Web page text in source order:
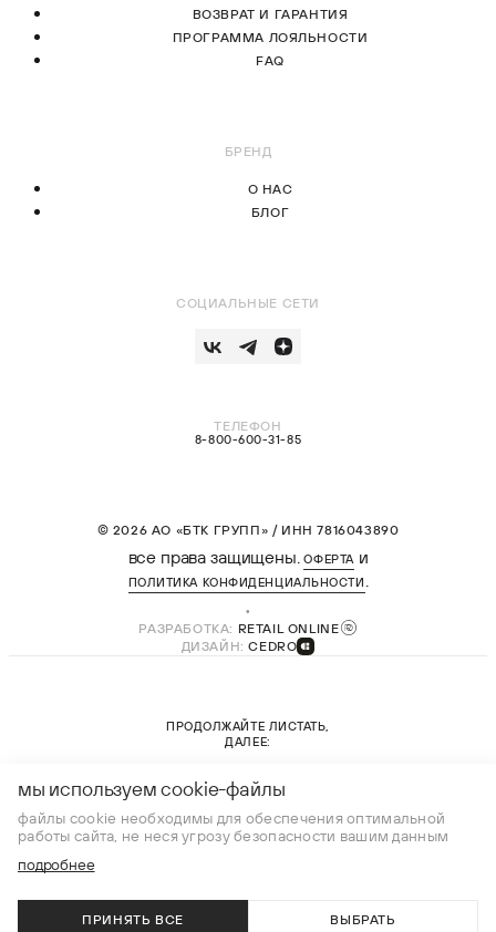
СОЦИАЛЬНЫЕ СЕТИ
ТЕЛЕФОН
8-800-600-31-85
ВОЗВРАТ И ГАРАНТИЯ
ПРОГРАММА ЛОЯЛЬНОСТИ
FAQ
БРЕНД
О НАС
БЛОГ
© 2026 АО «БТК ГРУПП» / ИНН 7816043890
все права защищены.ОФЕРТАи
ПОЛИТИКА КОНФИДЕНЦИАЛЬНОСТИ .
РАЗРАБОТКА: RETAIL ONLINE
ДИЗАЙН:CEDRO
ПРОДОЛЖАЙТЕ ЛИСТАТЬ,
ДАЛЕЕ:
новая коллекция
мы используем cookie-файлы
файлы cookie необходимы для обеспечения оптимальной
работы сайта, не неся угрозу безопасности вашим данным
подробнее
ПРИНЯТЬ ВСЕ ВЫБРАТЬ